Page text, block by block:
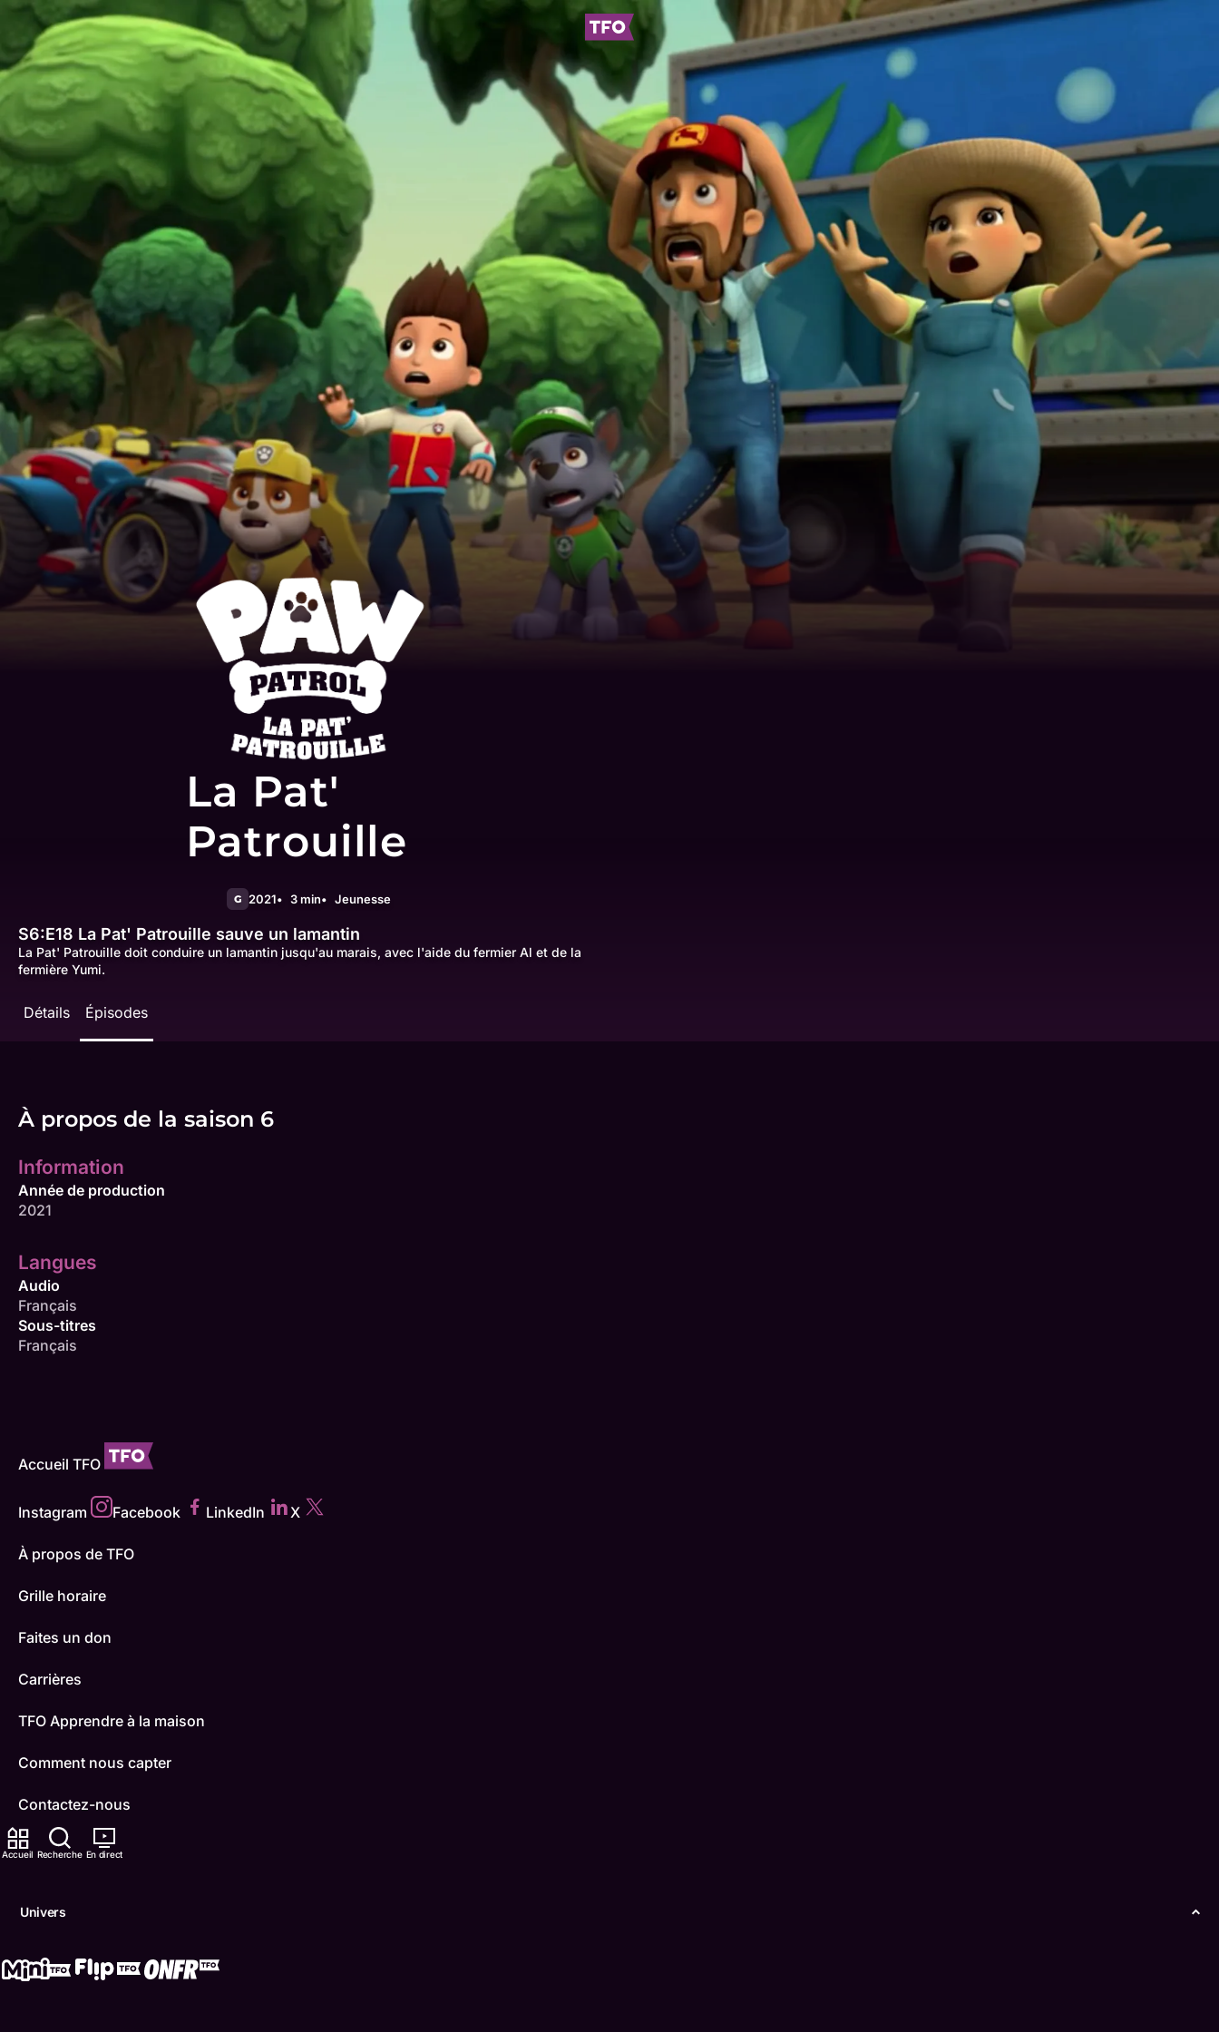
Accueil Recherche En direct
Univers
La Pat'
Patrouille
G 2021 3 min Jeunesse
S6:E18 La Pat' Patrouille sauve un lamantin
La Pat' Patrouille doit conduire un lamantin jusqu'au marais, avec l'aide du fermier Al et de la
fermière Yumi.
Détails Épisodes
À propos de la saison 6
Information
Année de production
2021
Langues
Audio
Français
Sous-titres
Français
Accueil TFO
Instagram Facebook LinkedIn X
À propos de TFO
Grille horaire
Faites un don
Carrières
TFO Apprendre à la maison
Comment nous capter
Contactez-nous
ONFR
Conditions d'utilisation